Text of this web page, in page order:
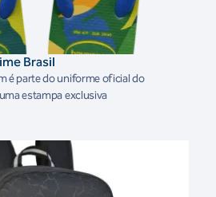
Brasil
é parte do uniforme oficial do
estampa exclusiva